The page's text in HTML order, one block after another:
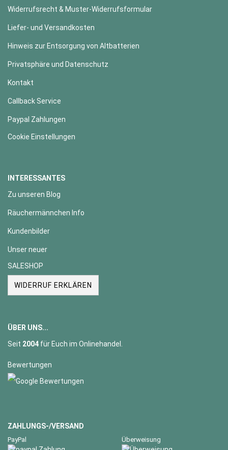
Widerrufsrecht & Muster-Widerrufsformular
Liefer- und Versandkosten
Hinweis zur Entsorgung von Altbatterien
Privatsphäre und Datenschutz
Kontakt
Callback Service
Paypal Zahlungen
Cookie Einstellungen
INTERESSANTES
Zu unseren Blog
Räuchermännchen Info
Kundenbilder
Unser neuer
SALESHOP
WIDERRUF ERKLÄREN
ÜBER UNS...
Seit 2004 für Euch im Onlinehandel.
Bewertungen
ZAHLUNGS-/VERSAND
PayPal Überweisung